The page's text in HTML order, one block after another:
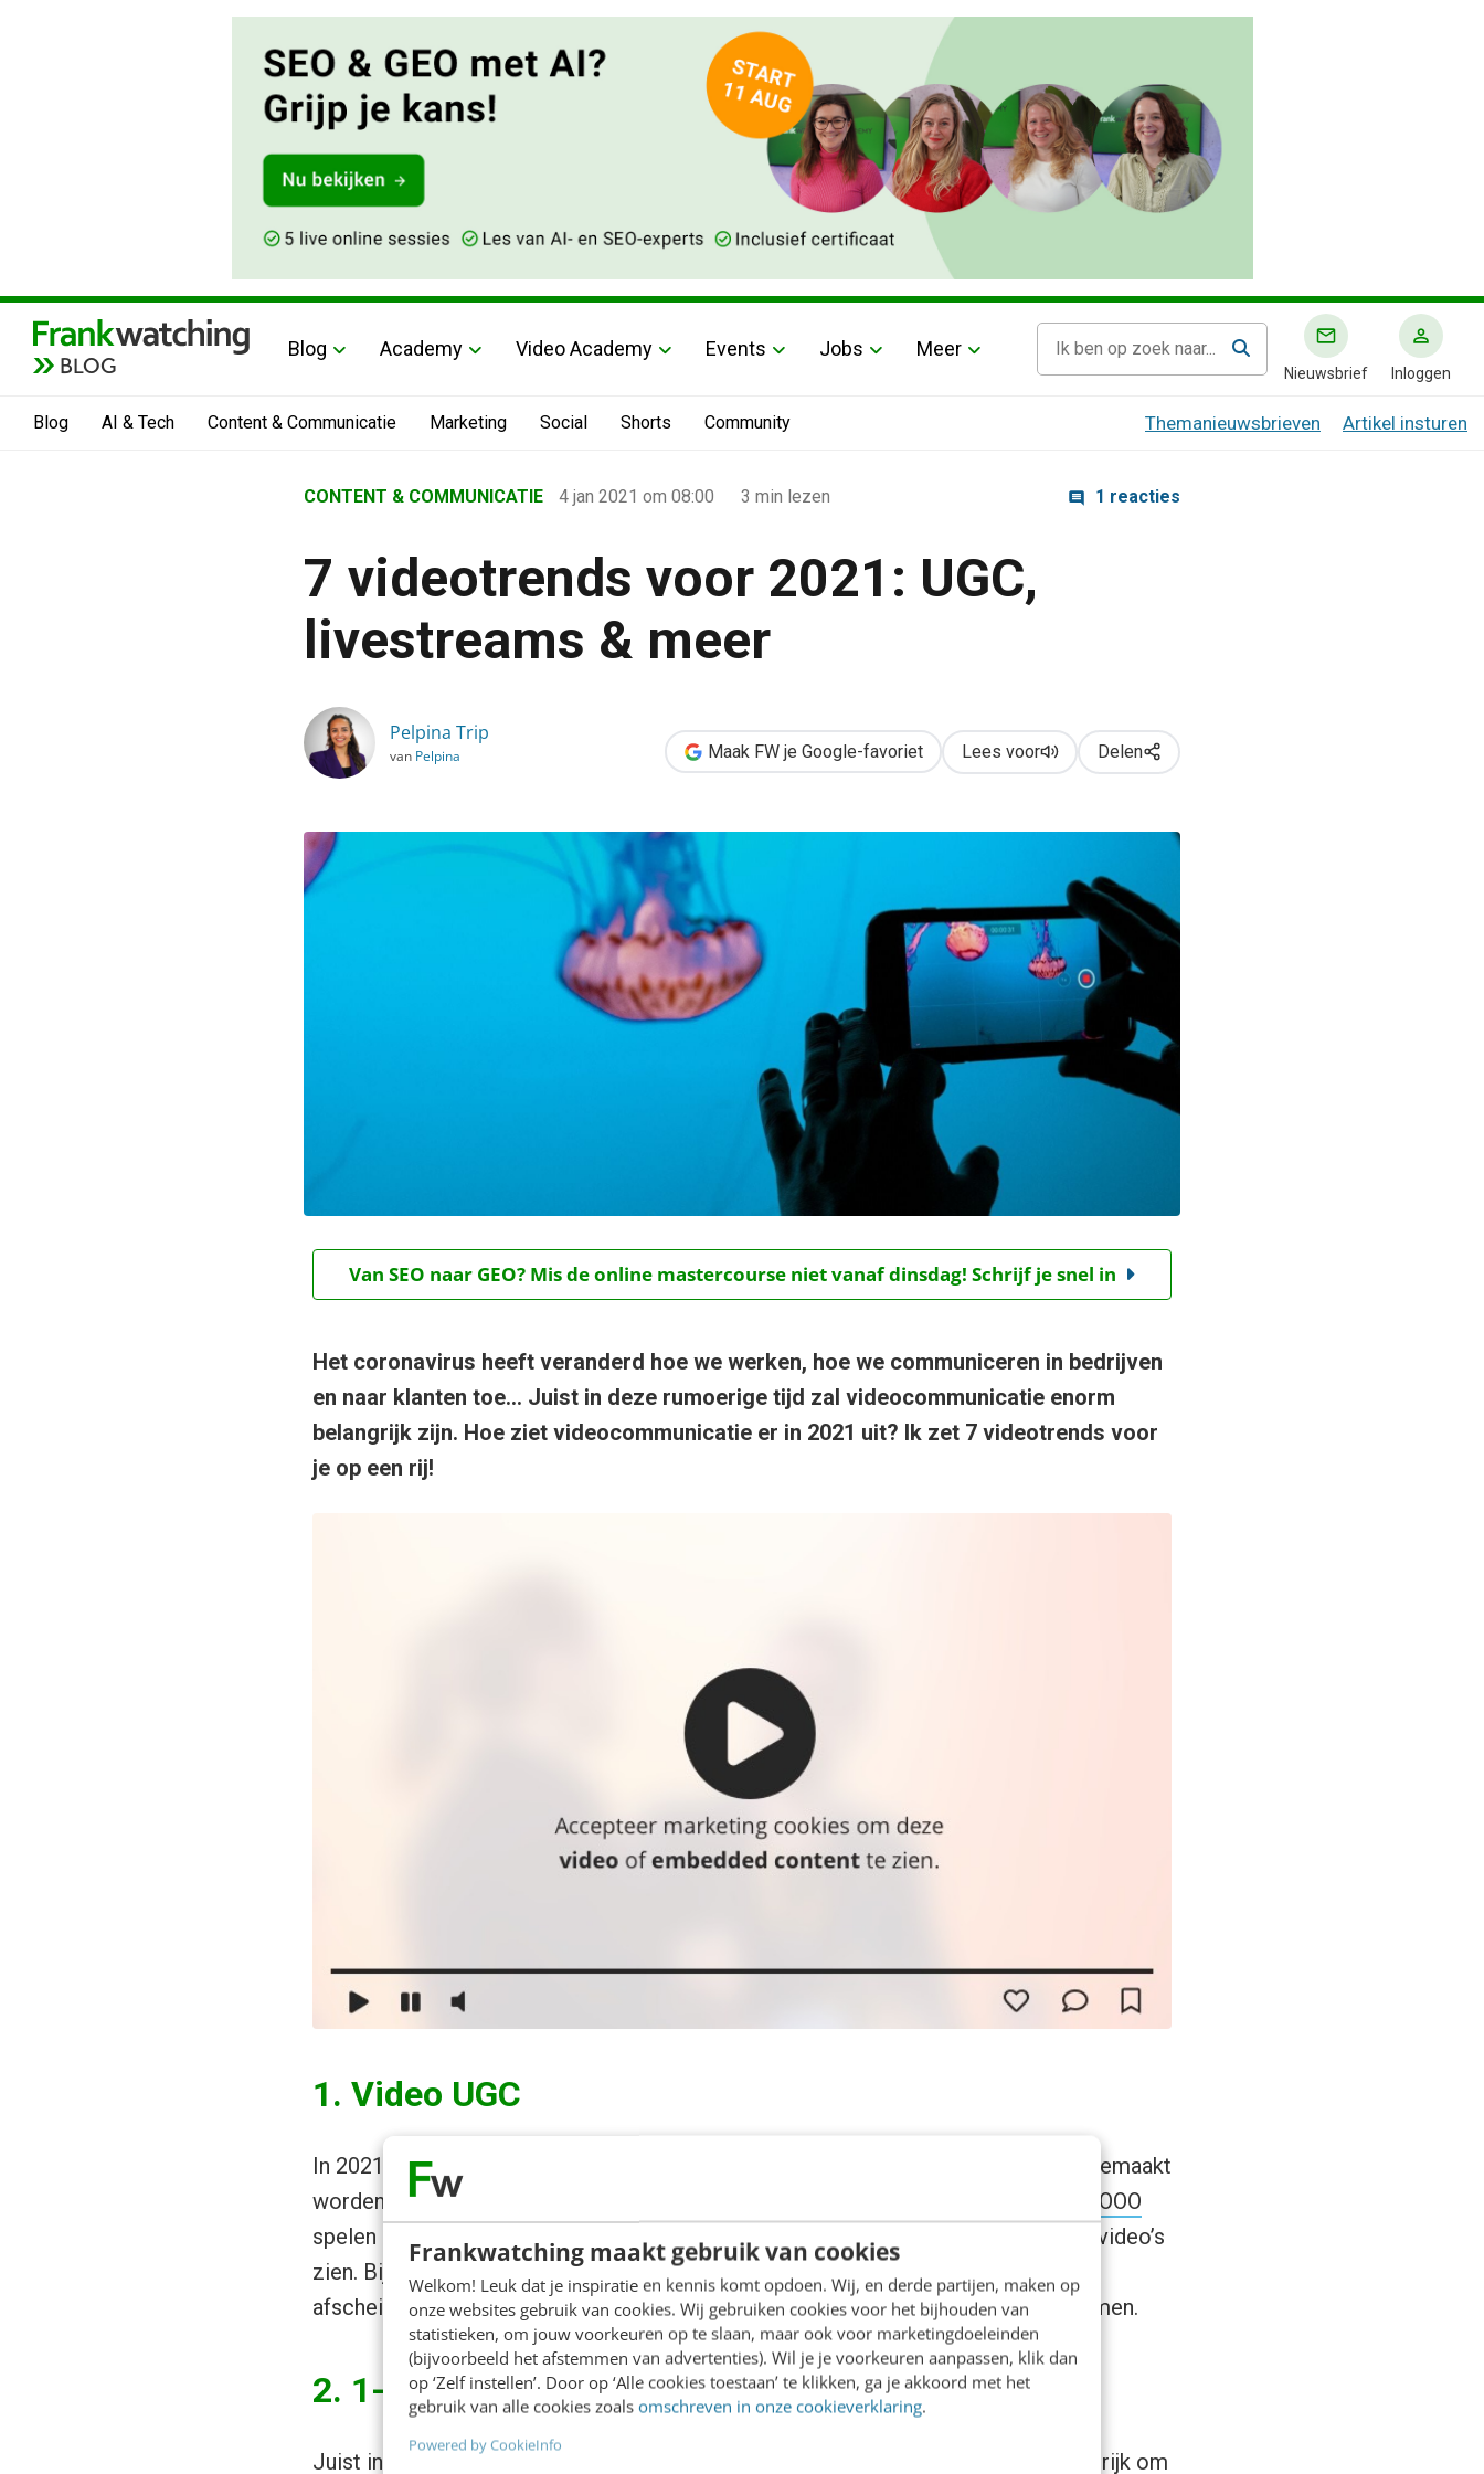
Frankwatching maakt gebruik van cookies
Welkom! Leuk dat je inspiratie en kennis komt opdoen. Wij, en derde partijen, maken op
onze websites gebruik van cookies. Wij gebruiken cookies voor het bijhouden van
statistieken, om jouw voorkeuren op te slaan, maar ook voor marketingdoeleinden
(bijvoorbeeld het afstemmen van advertenties). Wil je je voorkeuren aanpassen, klik dan
op ‘Zelf instellen’. Door op ‘Alle cookies toestaan’ te klikken, ga je akkoord met het
gebruik van alle cookies zoals omschreven in onze cookieverklaring.
Powered by CookieInfo
BLOG
Blog Academy Video Academy Events Jobs Meer
Nieuwsbrief Inloggen
Blog AI & Tech Content & Communicatie Marketing Social Shorts Community Themanieuwsbrieven Artikel insturen
›
Content & Communicatie
›
CONTENT & COMMUNICATIE 4 jan 2021 om 08:00 3 min lezen 1 reacties
7 videotrends voor 2021: UGC,
livestreams & meer
Pelpina Trip
van Pelpina Maak FW je Google-favoriet Lees voor Delen
Van SEO naar GEO? Mis de online mastercourse niet vanaf dinsdag! Schrijf je snel in
Het coronavirus heeft veranderd hoe we werken, hoe we communiceren in bedrijven
en naar klanten toe… Juist in deze rumoerige tijd zal videocommunicatie enorm
belangrijk zijn. Hoe ziet videocommunicatie er in 2021 uit? Ik zet 7 videotrends voor
je op een rij!
1. Video UGC
In 2021 gaan we nog meer
videocontent zien. Dit zijn video’s die gemaakt
worden door consumenten zelf. De app
OOOOO
spelen hier mooi op in. Maar ook vanuit bedrijven zullen we meer user generated video’s
zien. Bijvoorbeeld vanuit werknemers. Denk aan een ‘
meet the team
‘- video of een
afscheidsvideo voor een collega die door mensen zelf op afstand wordt opgenomen.
2. 1-op-1 video’s
Juist in deze virtuele tijd waarin we overspoeld worden met e-mails, is het belangrijk om